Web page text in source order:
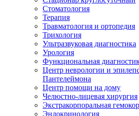
Стоматология
Терапия
Травматология и ортопедия
Трихология
Ультразвуковая диагностика
Урология
Функциональная
Центр неврологии и
Пантелеймона
Центр помощи на дому
Челюстно-лицевая хирургия
Экстракорпоральная
Эндокринология